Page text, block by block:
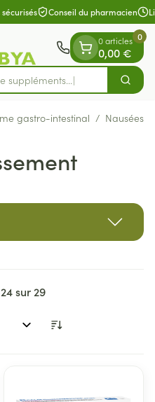
Conseil du pharmacien
supp
0 articles
0,00 €
0
gastro-intestinal / Nausées
24sur 29